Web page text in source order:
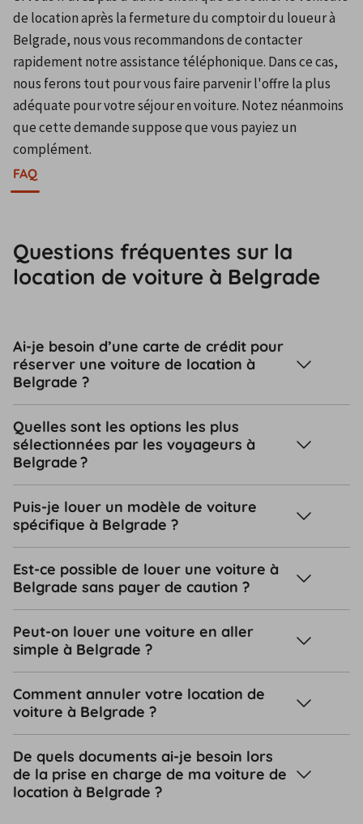
de location après la fermeture du comptoir du loueur à
Belgrade, nous vous recommandons de contacter
rapidement notre assistance téléphonique. Dans ce cas,
nous ferons tout pour vous faire parvenir l'offre la plus
adéquate pour votre séjour en voiture. Notez néanmoins
que cette demande suppose que vous payiez un
complément.
FAQ
Questions fréquentes sur la
location de voiture à Belgrade
Ai-je besoin d’une carte de crédit pour
réserver une voiture de location à
Belgrade ?
Quelles sont les options les plus
sélectionnées par les voyageurs à
Belgrade ?
Puis-je louer un modèle de voiture
spécifique à Belgrade ?
Est-ce possible de louer une voiture à
Belgrade sans payer de caution ?
Peut-on louer une voiture en aller
simple à Belgrade ?
Comment annuler votre location de
voiture à Belgrade ?
De quels documents ai-je besoin lors
de la prise en charge de ma voiture de
location à Belgrade ?